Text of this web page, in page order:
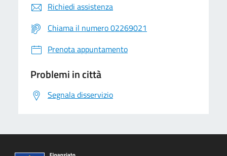
Richiedi assistenza
Chiama il numero 02269021
Prenota appuntamento
Problemi in città
Segnala disservizio